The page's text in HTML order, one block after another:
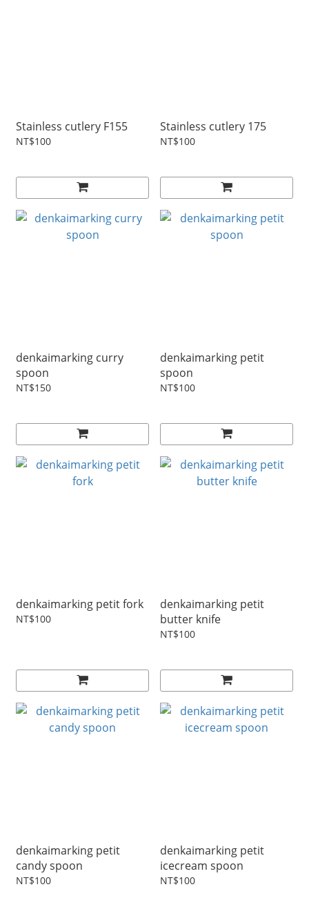
Stainless cutlery F155
NT$100
Stainless cutlery 175
NT$100
denkaimarking curry
spoon
NT$150
denkaimarking petit
spoon
NT$100
denkaimarking petit fork
NT$100
denkaimarking petit
butter knife
NT$100
denkaimarking petit
candy spoon
NT$100
denkaimarking petit
icecream spoon
NT$100